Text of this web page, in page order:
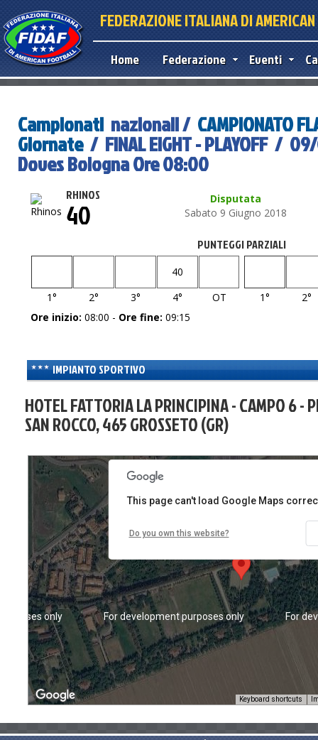
FEDERAZIONE ITALIANA DI
Home Federazione Eventi
Campionati nazionali / CAMPIONATO
Giornate/ FINAL EIGHT - PLAYOFF /
Doves Bologna Ore 08:00
RHINOS
Disputata
Sabato 9 Giugno 2018
40
PUNTEGGI PARZIALI
40
1°
2° 3° 4° OT 1°
2°
Ore inizio: 08:00 - Ore fine: 09:15
IMPIANTO SPORTIVO
HOTEL FATTORIA LA PRINCIPINA - CAMPO 6 -
SAN ROCCO, 465 GROSSETO (GR)
only
For
only
For development purposes only
For development purposes only
Keyboard shortcuts
This page can't load Google Maps
Do you own this website?